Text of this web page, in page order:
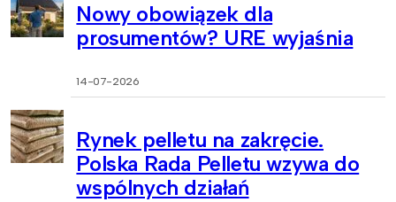
Nowy obowiązek dla
prosumentów? URE wyjaśnia
14-07-2026
Rynek pelletu na zakręcie.
Polska Rada Pelletu wzywa do
wspólnych działań